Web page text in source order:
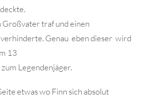
Großvater traf und einen
Genau eben dieser wird
13
Legendenjäger.
etwas wo Finn sich absolut